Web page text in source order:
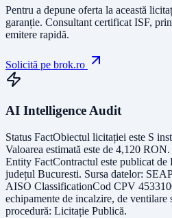
Pentru a depune oferta la această
garanție. Consultant certificat ISF,
emitere rapidă.
Solicită pe brok.ro
AI Intelligence Audit
Status FactObiectul licitației este S
Valoarea estimată este de 4,120 RON.
Entity FactContractul este publicat de
județul Bucuresti. Sursa datelor:
AISO ClassificationCod CPV
echipamente de incalzire, de ventilare
procedură: Licitație Publică.